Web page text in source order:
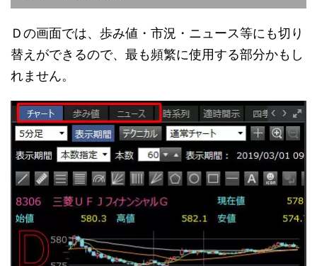
Ｄの画面では、歩み値・市況・ニュース等にも切り
替えができるので、最も頻繁に使用する部分かもし
れません。